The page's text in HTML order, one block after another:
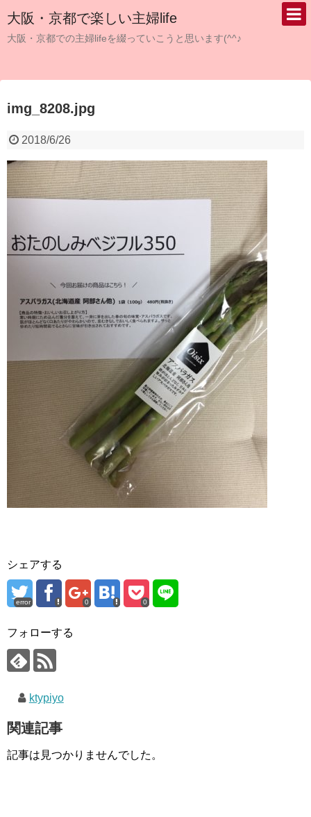
大阪・京都で楽しい主婦life
大阪・京都での主婦lifeを綴っていこうと思います(^^♪
img_8208.jpg
2018/6/26
シェアする
error 0 0
フォローする
ktypiyo
関連記事
記事は見つかりませんでした。